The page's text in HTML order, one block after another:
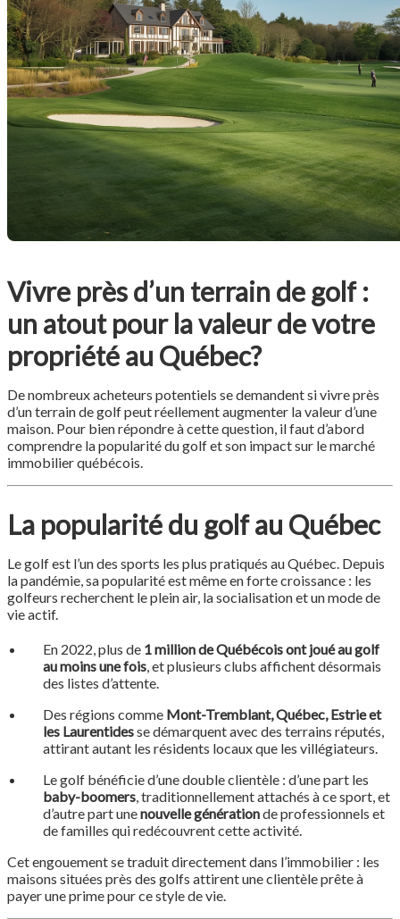
Vivre près d’un terrain de golf :
un atout pour la valeur de votre
propriété au Québec?
De nombreux acheteurs potentiels se demandent si vivre près
d’un terrain de golf peut réellement augmenter la valeur d’une
maison. Pour bien répondre à cette question, il faut d’abord
comprendre la popularité du golf et son impact sur le marché
immobilier québécois.
La popularité du golf au Québec
Le golf est l’un des sports les plus pratiqués au Québec. Depuis
la pandémie, sa popularité est même en forte croissance : les
golfeurs recherchent le plein air, la socialisation et un mode de
vie actif.
En 2022, plus de 1 million de Québécois ont joué au golf
au moins une fois, et plusieurs clubs affichent désormais
des listes d’attente.
Des régions comme Mont-Tremblant, Québec, Estrie et
les Laurentidesse démarquent avec des terrains réputés,
attirant autant les résidents locaux que les villégiateurs.
Le golf bénéficie d’une double clientèle : d’une part les
baby-boomers, traditionnellement attachés à ce sport, et
d’autre part unenouvelle générationde professionnels et
de familles qui redécouvrent cette activité.
Cet engouement se traduit directement dans l’immobilier : les
maisons situées près des golfs attirent une clientèle prête à
payer une prime pour ce style de vie.